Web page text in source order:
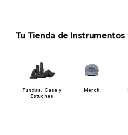
Tu Tienda de
Fundas, Case y
Estuches
Merch